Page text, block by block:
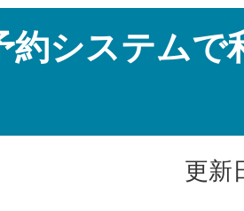
約システムで
更新